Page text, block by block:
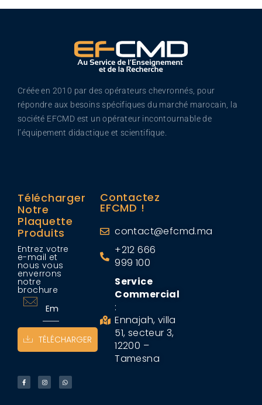
Créée en 2010 par des opérateurs chevronnés, pour
répondre aux besoins spécifiques du marché marocain, la
société EFCMD est un opérateur incontournable de
l’équipement didactique et scientifique.
Télécharger
Notre
Plaquette
Produits
Entrez votre
e-mail et
nous vous
enverrons
notre
brochure
TÉLÉCHARGER
Contactez
EFCMD !
contact@efcmd.ma
+212 666
999 100
Service
Commercial
:
Ennajah, villa
51, secteur 3,
12200 –
Tamesna